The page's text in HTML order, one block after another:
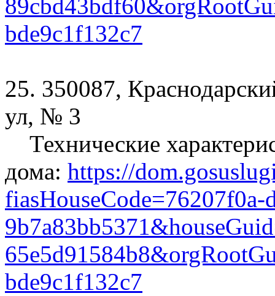
bde9c1f132c7
25. 350087,
ул, № 3
Технические
дома: https://
bde9c1f132c7